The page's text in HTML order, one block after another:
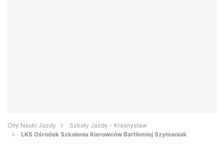
Orły Nauki Jazdy
Szkoły Jazdy - Krasnystaw
LKS Ośrodek Szkolenia Kierowców Bartłomiej Szymaniak